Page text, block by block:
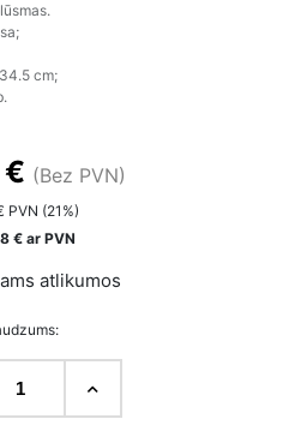
cm;
(Bez PVN)
PVN (21%)
€ ar PVN
atlikumos